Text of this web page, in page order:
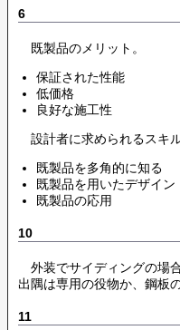
6
既製品のメリット。
保証された性能
低価格
良好な施工性
設計者に求められるスキル
既製品を多角的に知る
既製品を用いたデザイン
既製品の応用
10
外装でサイディングの場
出隅は専用の役物か、鋼板
11